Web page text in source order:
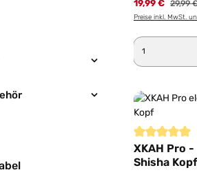
19,99 € 29,99
Preise inkl. MwSt.
Produkt
XKAH Pro
Shisha